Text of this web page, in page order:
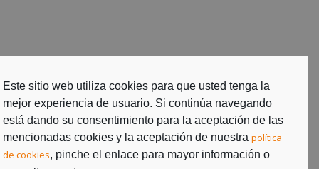
Este sitio web utiliza cookies para que usted tenga la
mejor experiencia de usuario. Si continúa navegando
está dando su consentimiento para la aceptación de las
mencionadas cookies y la aceptación de nuestrapolítica
de cookies, pinche el enlace para mayor información o